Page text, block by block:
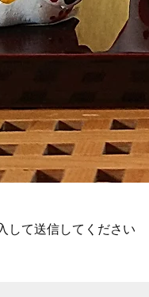
して送信してください